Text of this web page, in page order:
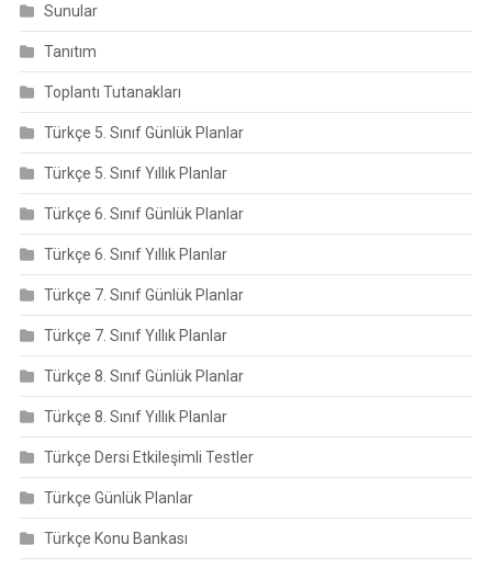
Sunular
Tanıtım
Toplantı Tutanakları
Türkçe 5. Sınıf Günlük Planlar
Türkçe 5. Sınıf Yıllık Planlar
Türkçe 6. Sınıf Günlük Planlar
Türkçe 6. Sınıf Yıllık Planlar
Türkçe 7. Sınıf Günlük Planlar
Türkçe 7. Sınıf Yıllık Planlar
Türkçe 8. Sınıf Günlük Planlar
Türkçe 8. Sınıf Yıllık Planlar
Türkçe Dersi Etkileşimli Testler
Türkçe Günlük Planlar
Türkçe Konu Bankası